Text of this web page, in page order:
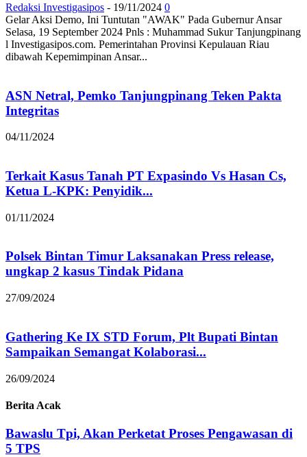
Redaksi Investigasipos - 19/11/2024 0
Gelar Aksi Demo, Ini Tuntutan "AWAK" Pada Gubernur Ansar
Selasa, 19 September 2024 Pnls : Muhammad Sukur Tanjungpinang
l Investigasipos.com. Pemerintahan Provinsi Kepulauan Riau
dibawah Kepemimpinan Ansar...
ASN Netral, Pemko Tanjungpinang Teken Pakta
Integritas
04/11/2024
Terkait Kasus Tanah PT Expasindo Vs Hasan Cs,
Ketua L-KPK: Penyidik...
01/11/2024
Polsek Bintan Timur Laksanakan Press release,
ungkap 2 kasus Tindak Pidana
27/09/2024
Gathering Ke IX STD Forum, Plt Bupati Bintan
Sampaikan Semangat Kolaborasi...
26/09/2024
Berita Acak
Bawaslu Tpi, Akan Perketat Proses Pengawasan di
5 TPS